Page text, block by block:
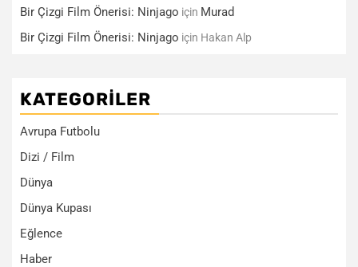
Bir Çizgi Film Önerisi: Ninjago için Murad
Bir Çizgi Film Önerisi: Ninjago için Hakan Alp
KATEGORILER
Avrupa Futbolu
Dizi / Film
Dünya
Dünya Kupası
Eğlence
Haber